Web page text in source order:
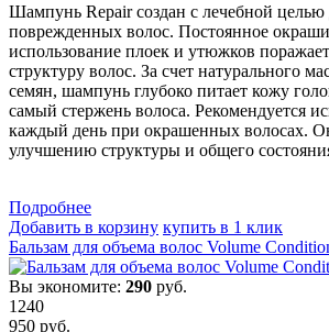
Шампунь Repair создан с лечебной целью
поврежденных волос. Постоянное
использование плоек и утюжков
структуру волос. За счет натурального
семян, шампунь глубоко питает кожу
самый стержень волоса. Рекомендуется
каждый день при окрашенных волосах.
улучшению структуры и общего
Подробнеe
Добавить в корзину купить в 1 клик
Бальзам для объема волос Volume
Вы экономите: 290 руб.
1240
950 руб.